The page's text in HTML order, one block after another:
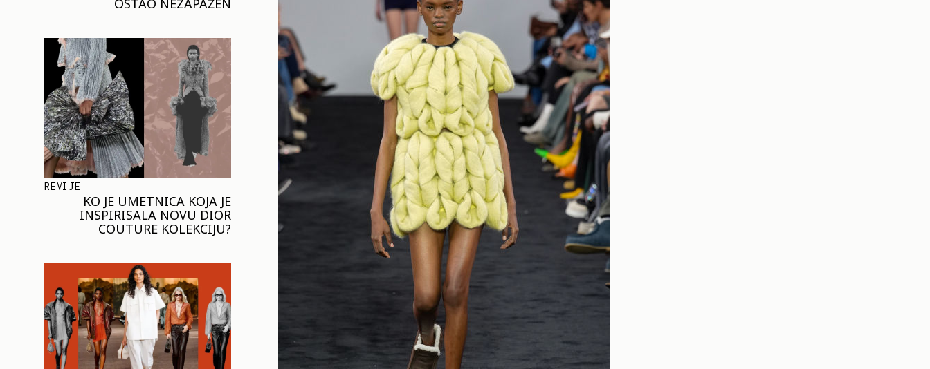
REVIJE
KO JE UMETNICA KOJA JE
INSPIRISALA NOVU DIOR
COUTURE KOLEKCIJU?